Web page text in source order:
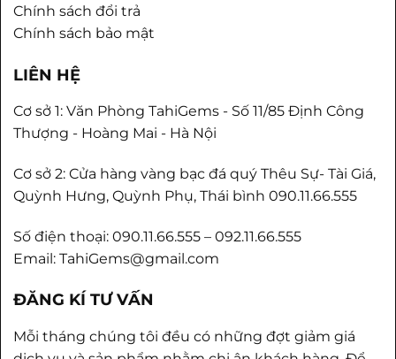
Chính sách đổi trả
Chính sách bảo mật
LIÊN HỆ
Cơ sở 1: Văn Phòng TahiGems - Số 11/85 Định Công
Thượng - Hoàng Mai - Hà Nội
Cơ sở 2: Cửa hàng vàng bạc đá quý Thêu Sự- Tài Giá,
Quỳnh Hưng, Quỳnh Phụ, Thái bình 090.11.66.555
Số điện thoại: 090.11.66.555 – 092.11.66.555
Email: TahiGems@gmail.com
ĐĂNG KÍ TƯ VẤN
Mỗi tháng chúng tôi đều có những đợt giảm giá